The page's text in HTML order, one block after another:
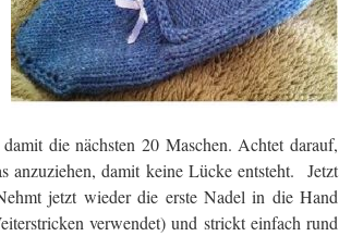
die nächsten 20 Maschen. Achtet darauf,
anzuziehen, damit keine Lücke entsteht. Jetzt
jetzt wieder die erste Nadel in die Hand
verwendet) und strickt einfach rund